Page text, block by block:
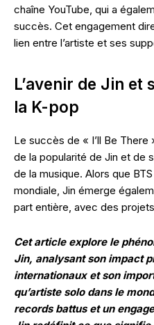
chaîne YouTube, qui a
succès. Cet engagement
lien entre l’artiste et ses
L’avenir de Jin et
la K-pop
Le succès de « I’ll Be
de la popularité de Jin et de
de la musique. Alors que
mondiale, Jin émerge
part entière, avec des
Cet article explore le
Jin, analysant son impact
internationaux et son
qu’artiste solo dans le
records battus et un